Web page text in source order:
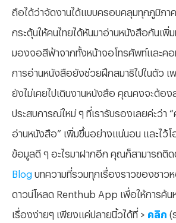
ถือได้ว่าจัดงานได้แบบครอบคลุมทุกภูมิภา
กระตุ้นให้คนไทยได้หันมาอ่านหนังสือกันเพิ่
มองจอสีฟ้าจากทั้งหน้าจอโทรศัพท์และค
การอ่านหนังสือยังช่วยฝึกสมาธิไปในตัว เ
ยังไม่เคยไปเดินงานหนังสือ คุณคงจะต้อง
ประสบการณ์ใหม่ ๆ ที่เรารับรองเลยค่ะว่า
อ่านหนังสือ” เพิ่มขึ้นอย่างแน่นอน และไว้โอ
ข้อมูลดี ๆ อะไรมาฝากอีก คุณก็สามารถติด
Blog บทความที่รวมทุกเรื่องราวของชาว
ดาวน์โหลด Renthub App เพื่อให้การค้
เรื่องง่ายๆ เพียงแค่ปลายนิ้วได้ที่ > คลิก (